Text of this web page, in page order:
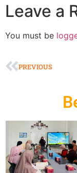
Leave a
You must be
PREVIOUS